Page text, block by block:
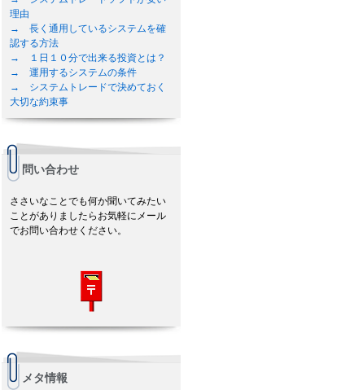
理由
→ 長く通用しているシステムを確
認する方法
→ １日１０分で出来る投資とは？
→ 運用するシステムの条件
→ システムトレードで決めておく
大切な約束事
問い合わせ
ささいなことでも何か聞いてみたい
ことがありましたらお気軽にメール
でお問い合わせください。
メタ情報